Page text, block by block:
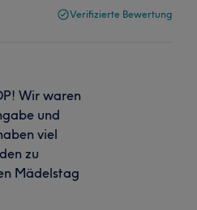
Verifizierte Bewertung
Wir waren
und
viel
zu
Mädelstag